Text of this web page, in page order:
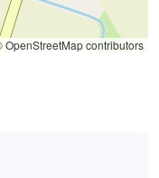
OpenStreetMap contributors